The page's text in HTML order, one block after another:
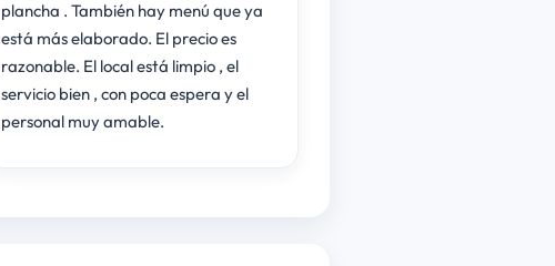
plancha . También hay menú que ya
está más elaborado. El precio es
razonable. El local está limpio , el
servicio bien , con poca espera y el
personal muy amable.